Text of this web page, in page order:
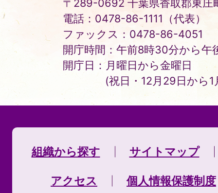
〒289-0692 千葉県香取郡東庄
電話：0478-86-1111（代表）
ファックス：0478-86-4051
開庁時間：午前8時30分から午
開庁日：月曜日から金曜日
(祝日・12月29日から
組織から探す サイトマップ
アクセス 個人情報保護制度